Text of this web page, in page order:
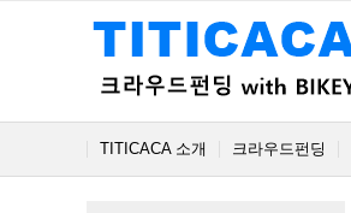
TITICACA 소개 크라우드펀딩